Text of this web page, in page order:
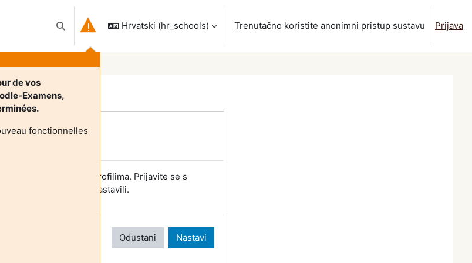
Toggle search input
de vos
Examens,
fonctionnelles
Hrvatski ‎(hr_schools)‎ Trenutačno koristite anonimni pristup sustavu Prijava
pristupiti korisničkim profilima. Prijavite se s
računom da biste nastavili.
Odustani Nastavi